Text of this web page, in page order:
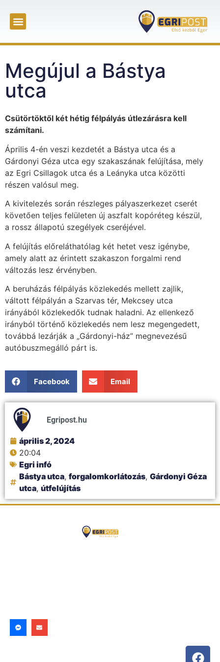
Megújul a Bástya
utca
Csütörtöktől két hétig félpályás útlezárásra kell
számítani.
Április 4-én veszi kezdetét a Bástya utca és a
Gárdonyi Géza utca egy szakaszának felújítása, mely
az Egri Csillagok utca és a Leányka utca közötti
részen valósul meg.
A kivitelezés során részleges pályaszerkezet cserét
követően teljes felületen új aszfalt kopóréteg készül,
a rossz állapotú szegélyek cseréjével.
A felújítás előreláthatólag két hetet vesz igénybe,
amely alatt az érintett szakaszon forgalmi rend
változás lesz érvényben.
A beruházás félpályás közlekedés mellett zajlik,
váltott félpályán a Szarvas tér, Mekcsey utca
irányából közlekedők tudnak haladni. Az ellenkező
irányból történő közlekedés nem lesz megengedett,
továbbá lezárják a „Gárdonyi-ház” megnevezésű
autóbuszmegálló párt is.
Facebook Email
Egripost.hu
április 2, 2024
20:04
Egri infó
Bástya utca, forgalomkorlátozás, Gárdonyi Géza
utca, útfelújítás